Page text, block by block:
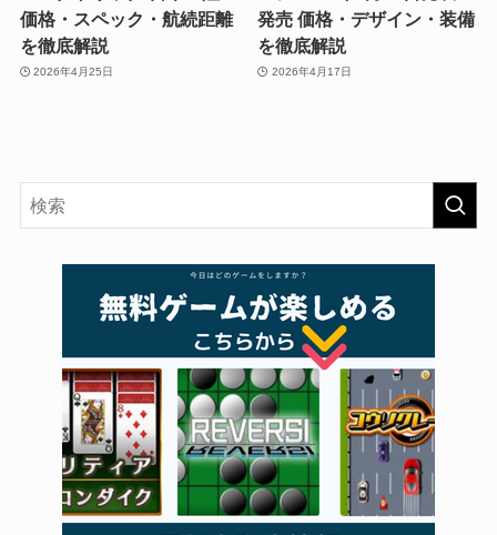
価格・スペック・航続距離
を徹底解説
2026年4月25日
発売 価格・デザイン・装備
を徹底解説
2026年4月17日